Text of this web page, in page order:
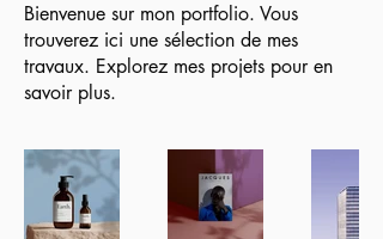
Bienvenue sur mon portfolio. Vous
trouverez ici une sélection de mes
travaux. Explorez mes projets pour en
savoir plus.